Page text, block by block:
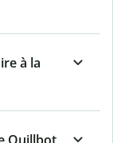
à la